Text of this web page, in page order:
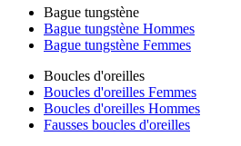
Bague tungstène
Bague tungstène Hommes
Bague tungstène Femmes
Boucles d'oreilles
Boucles d'oreilles Femmes
Boucles d'oreilles Hommes
Fausses boucles d'oreilles